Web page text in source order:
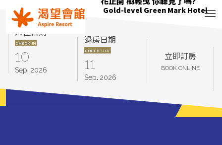
Gold-level Green Mark Hotel
Gold-level Green Mark Hotel
Gold-level Green Mark Hotel
入住日期
CHECK IN
10
Sep. 2026
退房日期
CHECK OUT
11
Sep. 2026
立即訂房
BOOK ONLINE